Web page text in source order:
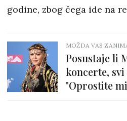
godine, zbog čega ide na
MOŽDA VAS
Posustaje li
koncerte,
"Oprostite